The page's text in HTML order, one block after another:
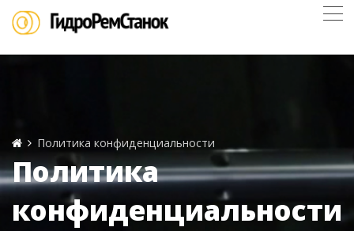
Политика конфиденциальности
Политика
конфиденциальности